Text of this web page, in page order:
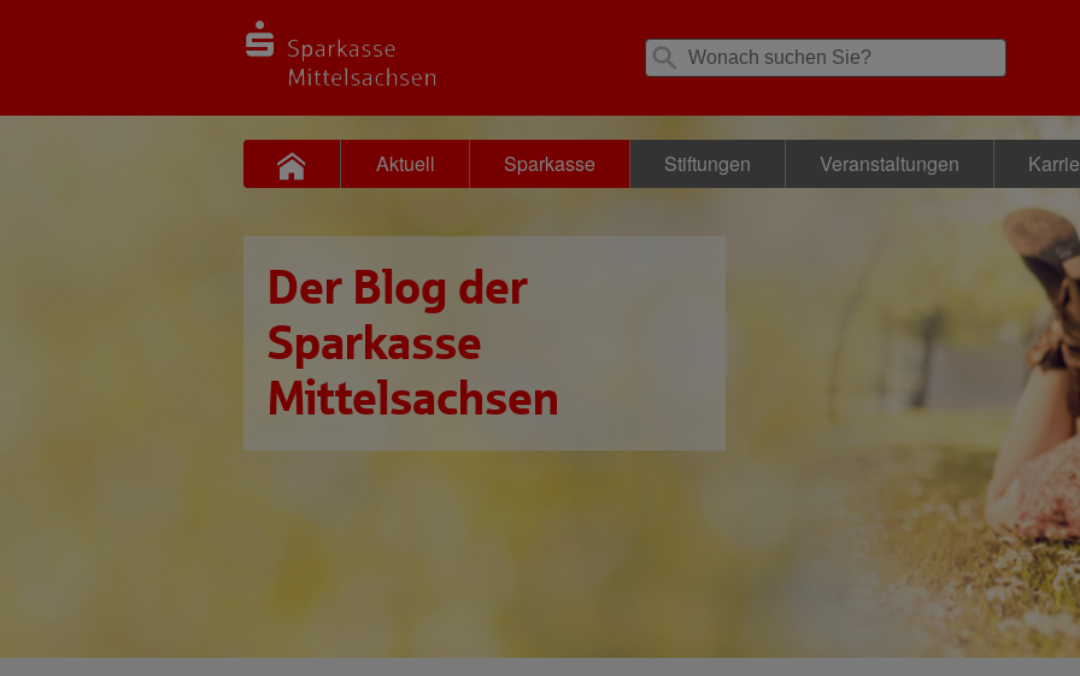
Aktuell Sparkasse Stiftungen Veranstaltungen
Der Blog der
Sparkasse
Mittelsachsen